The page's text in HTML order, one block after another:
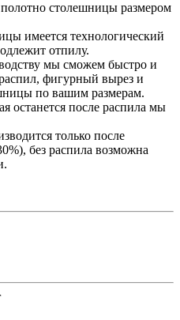
полотно столешницы размером
имеется технологический
отпилу.
мы сможем быстро и
фигурный вырез и
по вашим размерам.
останется после распила мы
только после
без распила возможна